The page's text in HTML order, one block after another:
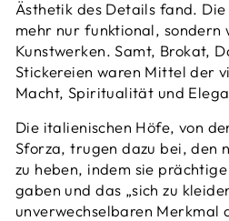
Ästhetik des Details fand.
mehr nur funktional, sondern
Kunstwerken. Samt, Brokat,
Stickereien waren Mittel der
Macht, Spiritualität und
Die italienischen Höfe, von
Sforza, trugen dazu bei, den
zu heben, indem sie
gaben und das „sich zu
unverwechselbaren Merkmal